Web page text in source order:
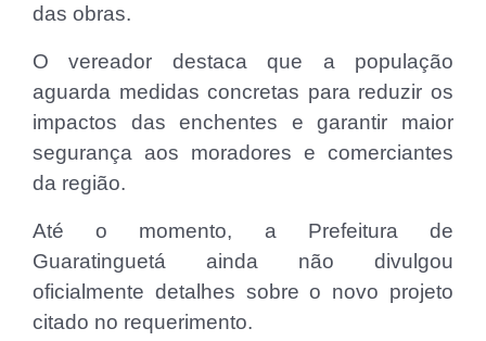
das obras.
O vereador destaca que a população
aguarda medidas concretas para reduzir os
impactos das enchentes e garantir maior
segurança aos moradores e comerciantes
da região.
Até o momento, a Prefeitura de
Guaratinguetá ainda não divulgou
oficialmente detalhes sobre o novo projeto
citado no requerimento.